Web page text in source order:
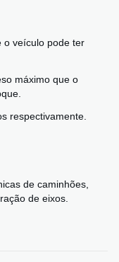
o veículo pode ter
máximo que o
respectivamente.
de caminhões,
de eixos.